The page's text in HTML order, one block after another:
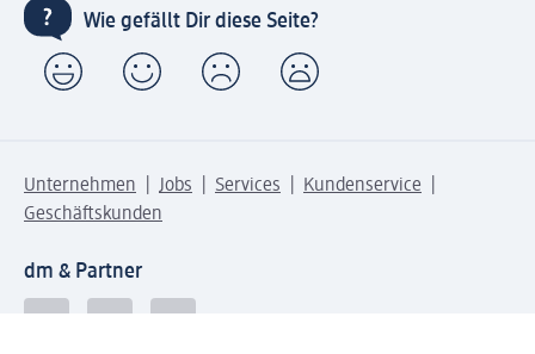
Wie gefällt Dir diese Seite?
Unternehmen Jobs Services
Kundenservice
Geschäftskunden
dm & Partner